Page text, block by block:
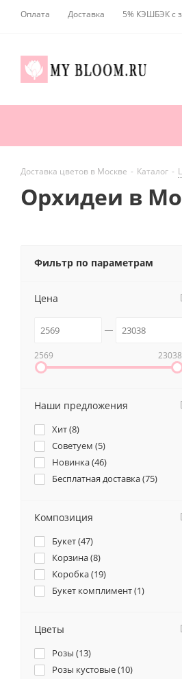
Оплата Доставка 5% КЭШБЭК с
Доставка цветов в Москве - Каталог -
Орхидеи в
Фильтр по параметрам
Цена
2569 23038
Наши предложения
Хит (8)
Советуем (5)
Новинка (46)
Бесплатная доставка (75)
Композиция
Букет (47)
Корзина (8)
Коробка (19)
Букет комплимент (1)
Цветы
Розы (13)
Розы кустовые (10)